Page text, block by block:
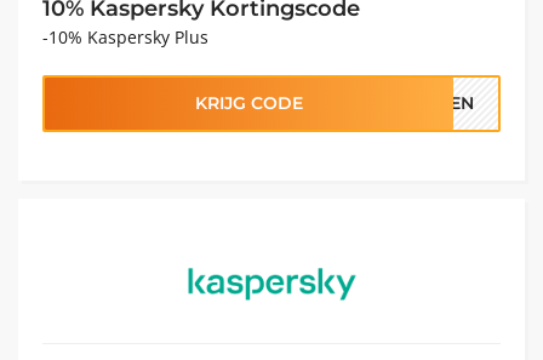
10% Kaspersky Kortingscode
-10% Kaspersky Plus
KRIJG CODE STEN